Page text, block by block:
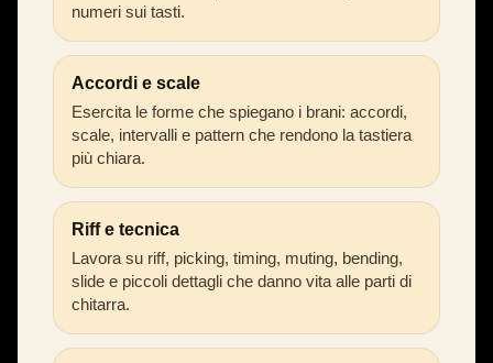
numeri sui tasti.
Accordi e scale
Esercita le forme che spiegano i brani: accordi,
scale, intervalli e pattern che rendono la tastiera
più chiara.
Riff e tecnica
Lavora su riff, picking, timing, muting, bending,
slide e piccoli dettagli che danno vita alle parti di
chitarra.